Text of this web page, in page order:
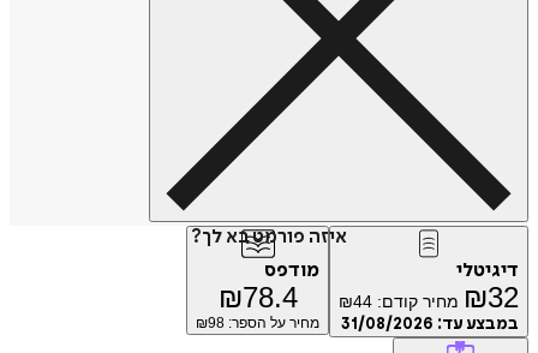
איזה פורמט בא לך?
דיגיטלי
₪32 מחיר קודם: ₪44
במבצע עד: 31/08/2026
מודפס
₪78.4
מחיר על הספר: ₪ 98